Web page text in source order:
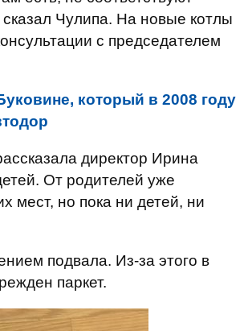
Чулипа. На новые котлы
с председателем
который в 2008 году
директор Ирина
От родителей уже
мест, но пока ни детей, ни
подвала. Из-за этого в
паркет.